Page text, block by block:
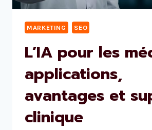
MARKETING SEO
L’IA pour les
applications,
avantages et
clinique